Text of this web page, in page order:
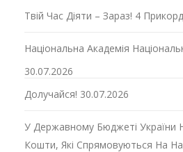
Твій Час Діяти – Зараз! 4
Національна Академія
30.07.2026
Долучайся! 30.07.2026
У Державному Бюджеті України
Кошти, Які Спрямовуються На